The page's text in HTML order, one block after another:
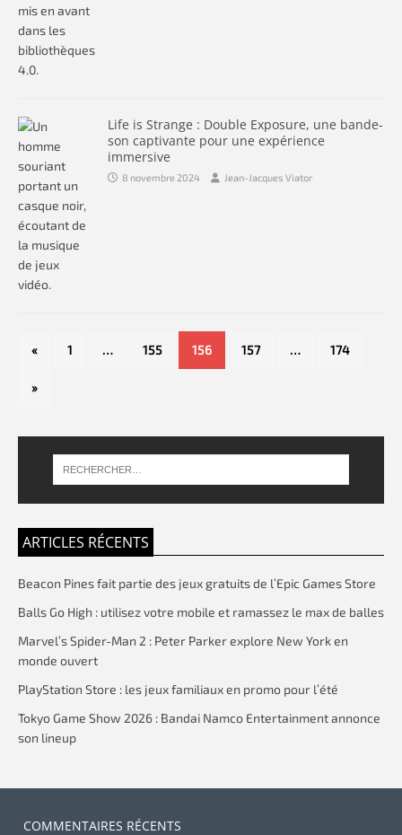
Life is Strange : Double Exposure, une bande-
son captivante pour une expérience
immersive
8 novembre 2024 Jean-Jacques Viator
« 1 … 155 156 157 … 174
»
ARTICLES RÉCENTS
Beacon Pines fait partie des jeux gratuits de l’Epic Games Store
Balls Go High : utilisez votre mobile et ramassez le max de balles
Marvel’s Spider-Man 2 : Peter Parker explore New York en
monde ouvert
PlayStation Store : les jeux familiaux en promo pour l’été
Tokyo Game Show 2026 : Bandai Namco Entertainment annonce
son lineup
COMMENTAIRES RÉCENTS